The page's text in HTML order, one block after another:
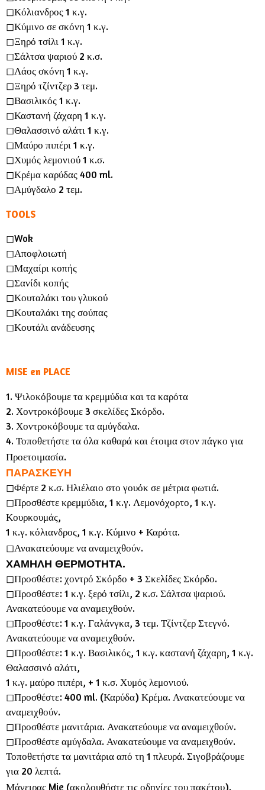
◻︎Κόλιανδρος 1 κ.γ.
◻︎Κύμινο σε σκόνη 1 κ.γ.
◻︎Ξηρό τσίλι 1 κ.γ.
◻︎Σάλτσα ψαριού 2 κ.σ.
◻︎Λάος σκόνη 1 κ.γ.
◻︎Ξηρό τζίντζερ 3 τεμ.
◻︎Βασιλικός 1 κ.γ.
◻︎Καστανή ζάχαρη 1 κ.γ.
◻︎Θαλασσινό αλάτι 1 κ.γ.
◻︎Μαύρο πιπέρι 1 κ.γ.
◻︎Χυμός λεμονιού 1 κ.σ.
◻︎Κρέμα καρύδας 400 ml.
◻︎Αμύγδαλο 2 τεμ.
TOOLS
◻︎Wok
◻︎Αποφλοιωτή
◻︎Μαχαίρι κοπής
◻︎Σανίδι κοπής
◻︎Κουταλάκι του γλυκού
◻︎Κουταλάκι της σούπας
◻︎Κουτάλι ανάδευσης
MISE en PLACE
1. Ψιλοκόβουμε τα κρεμμύδια και τα καρότα
2. Χοντροκόβουμε 3 σκελίδες Σκόρδο.
3. Χοντροκόβουμε τα αμύγδαλα.
4. Τοποθετήστε τα όλα καθαρά και έτοιμα στον πάγκο για
Προετοιμασία.
ΠΑΡΑΣΚΕΥΗ
◻︎Φέρτε 2 κ.σ. Ηλιέλαιο στο γουόκ σε μέτρια φωτιά.
◻︎Προσθέστε κρεμμύδια, 1 κ.γ. Λεμονόχορτο, 1 κ.γ.
Κουρκουμάς,
1 κ.γ. κόλιανδρος, 1 κ.γ. Κύμινο + Καρότα.
◻︎Ανακατεύουμε να αναμειχθούν.
ΧΑΜΗΛΗ ΘΕΡΜΟΤΗΤΑ.
◻︎Προσθέστε: χοντρό Σκόρδο + 3 Σκελίδες Σκόρδο.
◻︎Προσθέστε: 1 κ.γ. ξερό τσίλι, 2 κ.σ. Σάλτσα ψαριού.
Ανακατεύουμε να αναμειχθούν.
◻︎Προσθέστε: 1 κ.γ. Γαλάνγκα, 3 τεμ. Τζίντζερ Στεγνό.
Ανακατεύουμε να αναμειχθούν.
◻︎Προσθέστε: 1 κ.γ. Βασιλικός, 1 κ.γ. καστανή ζάχαρη, 1 κ.γ.
Θαλασσινό αλάτι,
1 κ.γ. μαύρο πιπέρι, + 1 κ.σ. Χυμός λεμονιού.
◻︎Προσθέστε: 400 ml. (Καρύδα) Κρέμα. Ανακατεύουμε να
αναμειχθούν.
◻︎Προσθέστε μανιτάρια. Ανακατεύουμε να αναμειχθούν.
◻︎Προσθέστε αμύγδαλα. Ανακατεύουμε να αναμειχθούν.
Τοποθετήστε τα μανιτάρια από τη 1 πλευρά. Σιγοβράζουμε
για 20 λεπτά.
Μάγειρας Mie (ακολουθήστε τις οδηγίες του πακέτου).